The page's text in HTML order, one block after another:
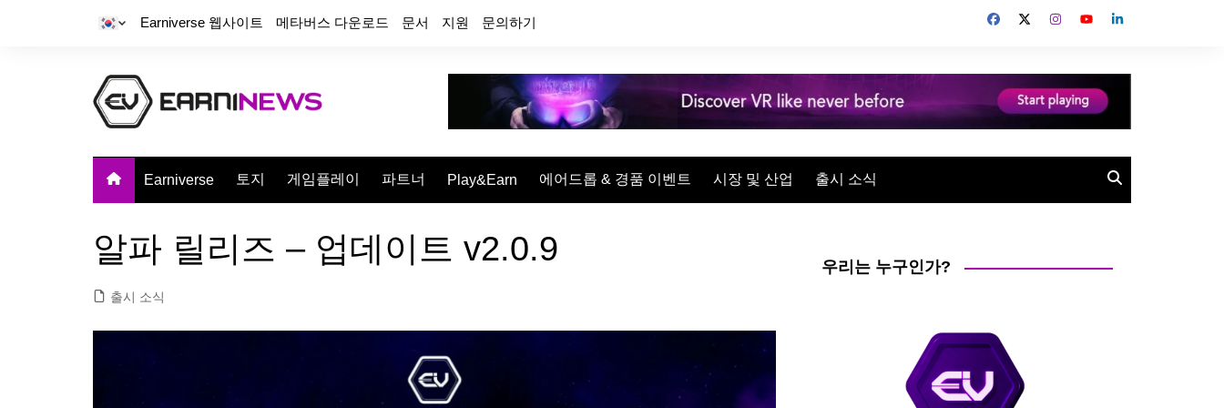
Earniverse 웹사이트 메타버스 다운로드 문서 지원 문의하기
Earniverse 토지 게임플레이 파트너 Play&Earn 에어드롭 & 경품 이벤트 시장 및 산업 출시 소식
알파 릴리즈 – 업데이트 v2.0.9
출시 소식
우리는 누구인가?